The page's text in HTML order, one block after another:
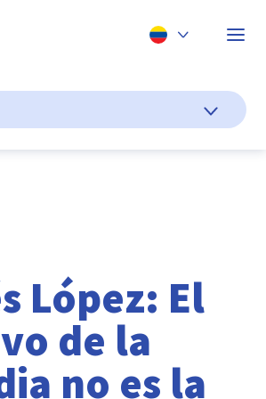
Perú
laboral
digital
Data
López: El
de la
no es la